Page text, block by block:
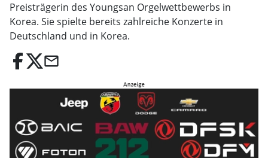
Preisträgerin des Youngsan Orgelwettbewerbs in
Korea. Sie spielte bereits zahlreiche Konzerte in
Deutschland und in Korea.
email